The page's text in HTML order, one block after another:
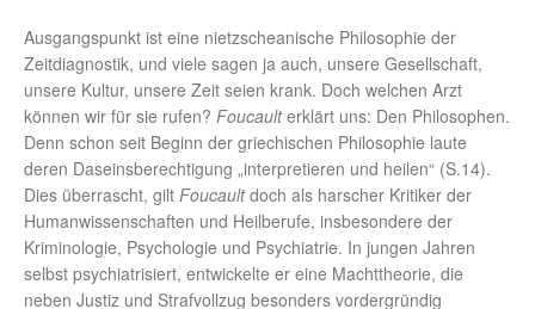
Ausgangspunkt ist eine nietzscheanische Philosophie der
Zeitdiagnostik, und viele sagen ja auch, unsere Gesellschaft,
unsere Kultur, unsere Zeit seien krank. Doch welchen Arzt
können wir für sie rufen? Foucaulterklärt uns: Den Philosophen.
Denn schon seit Beginn der griechischen Philosophie laute
deren Daseinsberechtigung „interpretieren und heilen“ (S.14).
Dies überrascht, gilt Foucaultdoch als harscher Kritiker der
Humanwissenschaften und Heilberufe, insbesondere der
Kriminologie, Psychologie und Psychiatrie. In jungen Jahren
selbst psychiatrisiert, entwickelte er eine Machttheorie, die
neben Justiz und Strafvollzug besonders vordergründig